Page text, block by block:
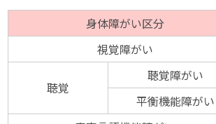
身体障がい区分
視覚障がい
聴覚
聴覚障がい
平衡機能障がい